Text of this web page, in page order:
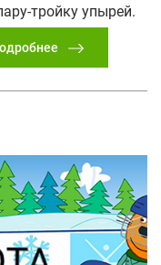
тройку упырей.